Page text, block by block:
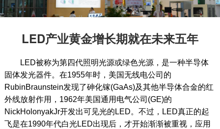
LED产业黄金增长期就在未来五年
LED被称为第四代照明光源或绿色光源，是一种半导体
固体发光器件。在1955年时，美国无线电公司的
RubinBraunstein发现了砷化镓(GaAs)及其他半导体合金的红
外线放射作用，1962年美国通用电气公司(GE)的
NickHolonyakJr开发出可见光的LED。不过，LED真正的起
飞是在1990年代白光LED出现后，才开始渐渐被重视，应用